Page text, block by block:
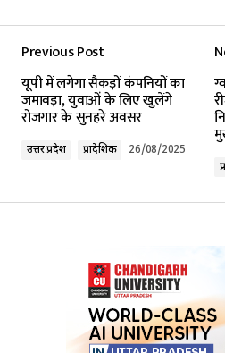
Required fields are
Your E-mail*
Previous Post
यूपी में लगेगा सैकड़ों कंपनियों का
जमावड़ा, युवाओं के लिए खुलेंगे
रोजगार के सुनहरे अवसर
उत्तर प्रदेश प्रादेशिक 26/08/2025